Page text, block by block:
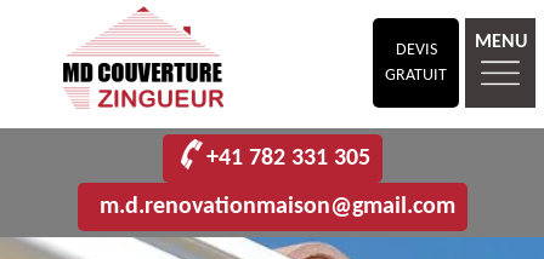
DEVIS
GRATUIT
MENU
+41 782 331 305
m.d.renovationmaison@gmail.com